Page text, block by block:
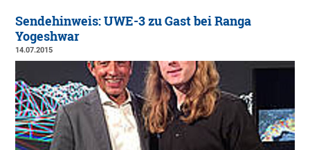
Sendehinweis: UWE-3 zu Gast bei Ranga
Yogeshwar
14.07.2015